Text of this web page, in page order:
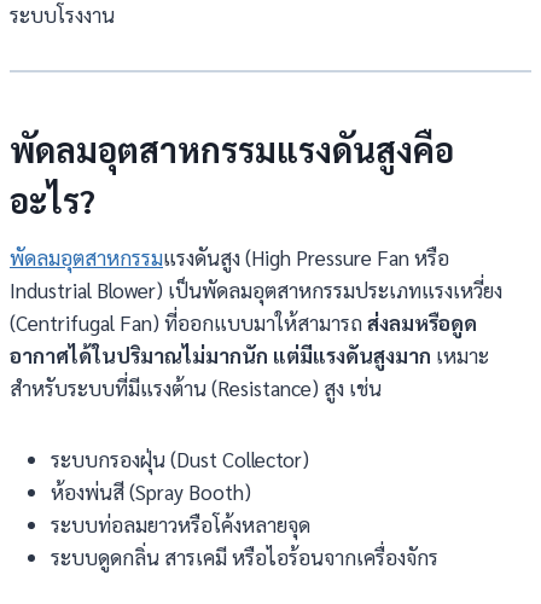
ระบบโรงงาน
พัดลมอุตสาหกรรมแรงดันสูงคือ
อะไร?
พัดลมอุตสาหกรรมแรงดันสูง (High Pressure Fan หรือ
Industrial Blower) เป็นพัดลมอุตสาหกรรมประเภทแรงเหวี่ยง
(Centrifugal Fan) ที่ออกแบบมาให้สามารถ ส่งลมหรือดูด
อากาศได้ในปริมาณไม่มากนัก แต่มีแรงดันสูงมาก เหมาะ
สำหรับระบบที่มีแรงต้าน (Resistance) สูง เช่น
ระบบกรองฝุ่น (Dust Collector)
ห้องพ่นสี (Spray Booth)
ระบบท่อลมยาวหรือโค้งหลายจุด
ระบบดูดกลิ่น สารเคมี หรือไอร้อนจากเครื่องจักร